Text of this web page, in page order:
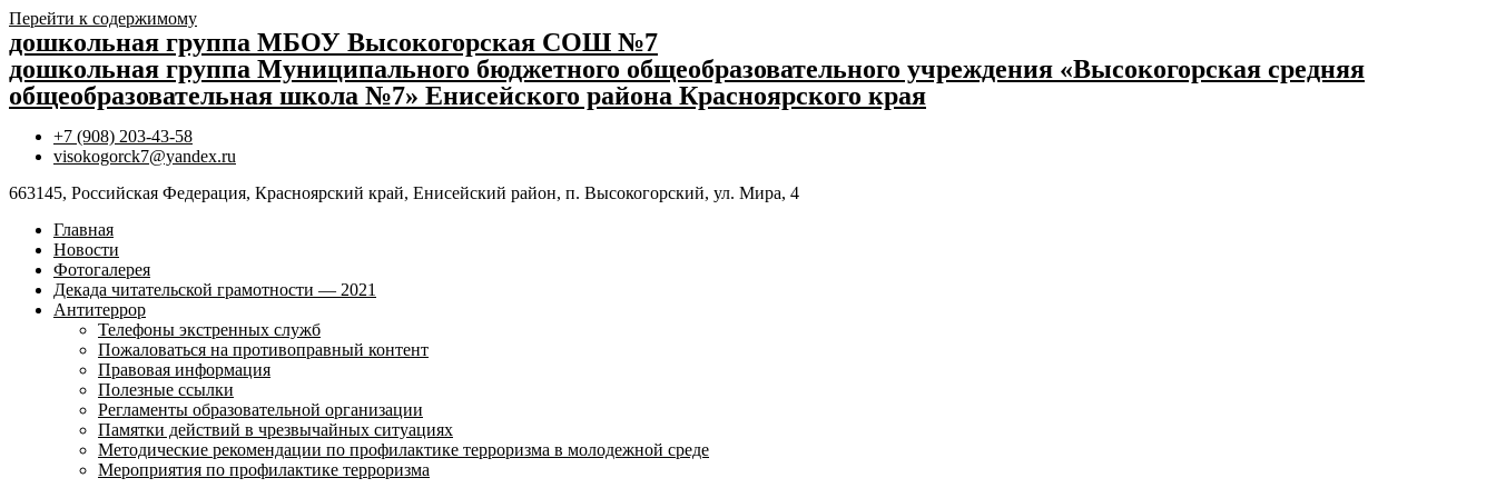
Перейти к содержимому
дошкольная группа МБОУ Высокогорская СОШ №7
дошкольная группа Муниципального бюджетного общеобразовательного учреждения «Высокогорская средняя
общеобразовательная школа №7» Енисейского района Красноярского края
+7 (908) 203-43-58
visokogorck7@yandex.ru
663145, Российская Федерация, Красноярский край, Енисейский район, п. Высокогорский, ул. Мира, 4
Главная
Новости
Фотогалерея
Декада читательской грамотности — 2021
Антитеррор
Телефоны экстренных служб
Пожаловаться на противоправный контент
Правовая информация
Полезные ссылки
Регламенты образовательной организации
Памятки действий в чрезвычайных ситуациях
Методические рекомендации по профилактике терроризма в молодежной среде
Мероприятия по профилактике терроризма